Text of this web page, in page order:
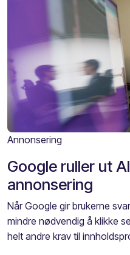
Annonsering
Google ruller ut
annonsering
Når Google gir brukerne
mindre nødvendig å klikke
helt andre krav til